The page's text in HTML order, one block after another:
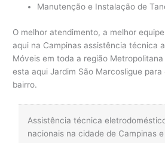
Manutenção e Instalação de
O melhor atendimento, a melhor
aqui na Campinas assistência técnica
Móveis em toda a região
esta aqui Jardim São Marcosligue
bairro.
Assistência técnica
nacionais na cidade de Campinas